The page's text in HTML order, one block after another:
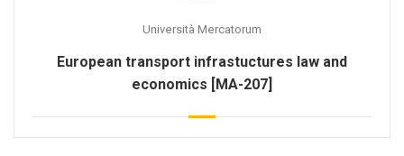
Università Mercatorum
European transport infrastuctures law and
economics [MA-207]